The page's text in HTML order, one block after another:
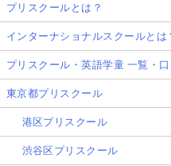
プリスクールとは？
インターナショナルスクールとは
プリスクール・英語学童 一覧・口
東京都プリスクール
港区プリスクール
渋谷区プリスクール